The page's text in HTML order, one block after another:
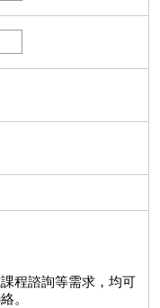
程諮詢等需求，均可
。